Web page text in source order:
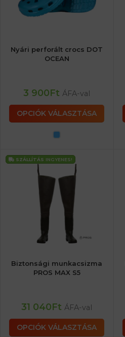
Nyári perforált crocs DOT
OCEAN
3 900Ft ÁFA-val
OPCIÓK VÁLASZTÁSA
SZÁLLÍTÁS INGYENES!
Biztonsági munkacsizma
PROS MAX S5
31 040Ft ÁFA-val
OPCIÓK VÁLASZTÁSA